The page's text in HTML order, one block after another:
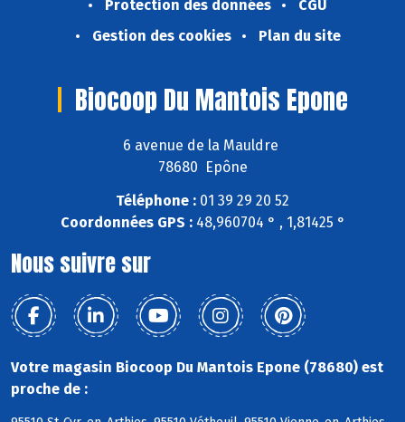
Protection des données
CGU
Gestion des cookies
Plan du site
Biocoop Du Mantois Epone
6 avenue de la Mauldre
78680 Epône
Téléphone : 01 39 29 20 52
Coordonnées GPS :48,960704 ° , 1,81425 °
Nous suivre sur
Votre magasin Biocoop Du Mantois Epone (78680) est
proche de :